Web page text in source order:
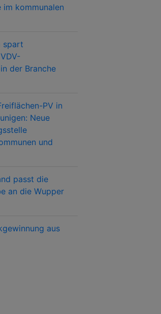
im kommunalen
spart
der Branche
PV in
Neue
und
passt die
an die Wupper
aus